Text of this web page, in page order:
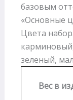
базовым
«Основные
Цвета
зеленый,
Вес в